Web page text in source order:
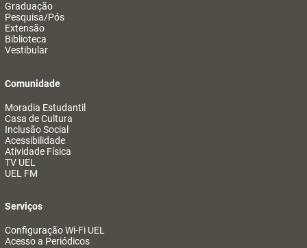
Graduação
Pesquisa/Pós
Extensão
Biblioteca
Vestibular
Comunidade
Moradia Estudantil
Casa de Cultura
Inclusão Social
Acessibilidade
Atividade Física
TV UEL
UEL FM
Serviços
Configuração Wi-Fi UEL
Acesso a Periódicos